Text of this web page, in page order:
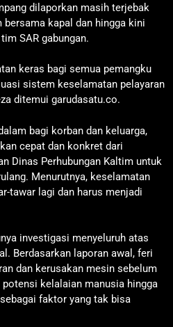
dilaporkan masih terjebak
kapal dan hingga kini
SAR gabungan.
keras bagi semua pemangku
sistem keselamatan pelayaran
ditemui garudasatu.co.
bagi korban dan keluarga,
cepat dan konkret dari
Dinas Perhubungan Kaltim untuk
Menurutnya, keselamatan
tawar lagi dan harus menjadi
investigasi menyeluruh atas
Berdasarkan laporan awal, feri
dan kerusakan mesin sebelum
kelalaian manusia hingga
faktor yang tak bisa